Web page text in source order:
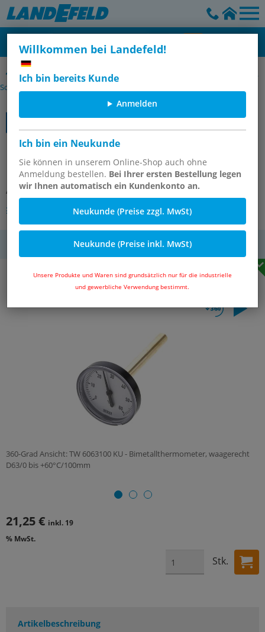
Willkommen bei Landefeld!
Ich bin bereits Kunde
Anmelden
Ich bin ein Neukunde
Sie können in unserem Online-Shop auch ohne
Anmeldung bestellen. Bei Ihrer ersten Bestellung legen
wir Ihnen automatisch ein Kundenkonto an.
Neukunde (Preise zzgl. MwSt)
Neukunde (Preise inkl. MwSt)
Unsere Produkte und Waren sind grundsätzlich nur für die industrielle
und gewerbliche Verwendung bestimmt.
Bimetallthermometer waagerecht mit Kunststoffgehäuse und Cu-
Schutzrohr, Klasse 2,0
Bimetallthermometer, waagerecht
D63/0 bis +60°C/100mm
Artikelnummer: TW 6063100 KU
Andere Varianten des Artikels
360-Grad Ansicht: TW 6063100 KU - Bimetallthermometer, waagerecht
D63/0 bis +60°C/100mm
21,25 € inkl. 19
% MwSt.
Stk.
Artikelbeschreibung